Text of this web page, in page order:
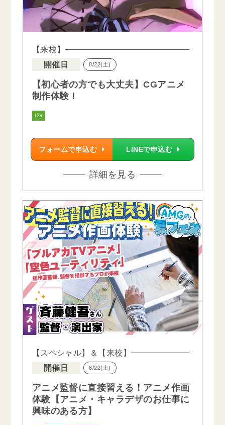
【来校】
開催日
8/22(土)
【初心者の方でも大丈夫】CGアニメ
制作体験！
CG
フォームで申込む LINEで申込む
詳細を見る
【スペシャル】＆【来校】
開催日
8/22(土)
アニメ監督に直接習える！アニメ作画
体験【アニメ・キャラデザのお仕事に
興味のある方】